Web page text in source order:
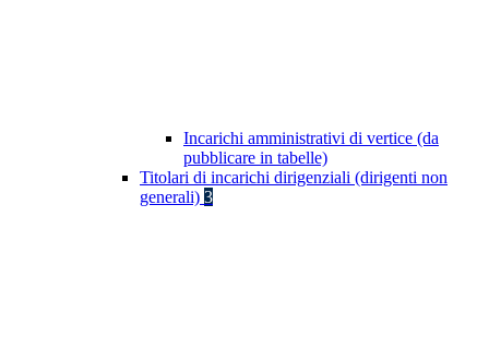
Incarichi amministrativi di vertice (da
pubblicare in tabelle)
Titolari di incarichi dirigenziali (dirigenti non
generali) 3